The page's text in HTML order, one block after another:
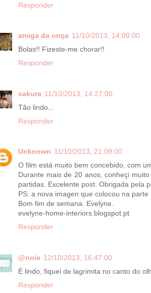
Responder
amiga da onça 11/10/2013, 14:00:00
Bolas!! Fizeste-me chorar!!
Responder
sakura 11/10/2013, 14:27:00
Tão lindo...
Responder
Unknown 11/10/2013, 21:09:00
O film está muito bem concebido, com
Durante mais de 20 anos, conheçi
partidas. Excelente post. Obrigada pela
PS: a nova imagen que colocou na
Bom fim de semana. Evelyne.
evelyne-home-interiors.blogspot.pt
Responder
@nnie 12/10/2013, 16:47:00
É lindo, fiquei de lagrimita no canto do
Responder